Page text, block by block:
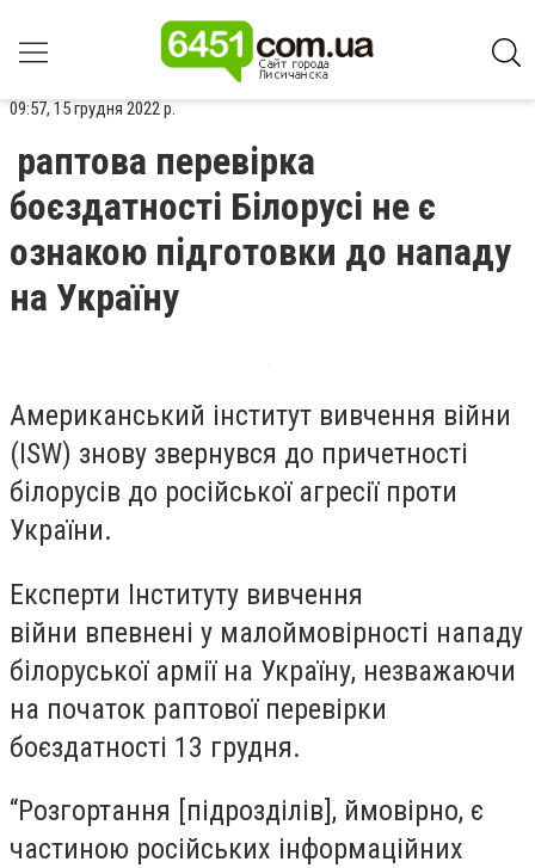
09:57, 15 грудня 2022 р.
раптова перевірка
боєздатності Білорусі не є
ознакою підготовки до нападу
на Україну
Американський інститут вивчення війни
(ISW) знову звернувся до причетності
білорусів до російської агресії проти
України.
Експерти Інституту вивчення
війни впевнені у малоймовірності нападу
білоруської армії на Україну, незважаючи
на початок раптової перевірки
боєздатності 13 грудня.
“Розгортання [підрозділів], ймовірно, є
частиною російських інформаційних